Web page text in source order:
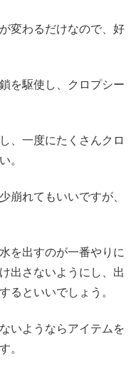
変わるだけなので、好
を駆使し、クロプシー
、一度にたくさんクロ
。
崩れてもいいですが、
を出すのが一番やりに
出さないようにし、出
るといいでしょう。
いようならアイテムを
。